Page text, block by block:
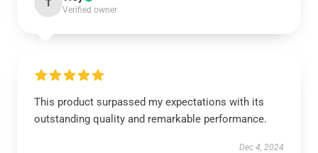
T
Verified owner
This product surpassed my expectations with its
outstanding quality and remarkable performance.
Dec 4, 2024